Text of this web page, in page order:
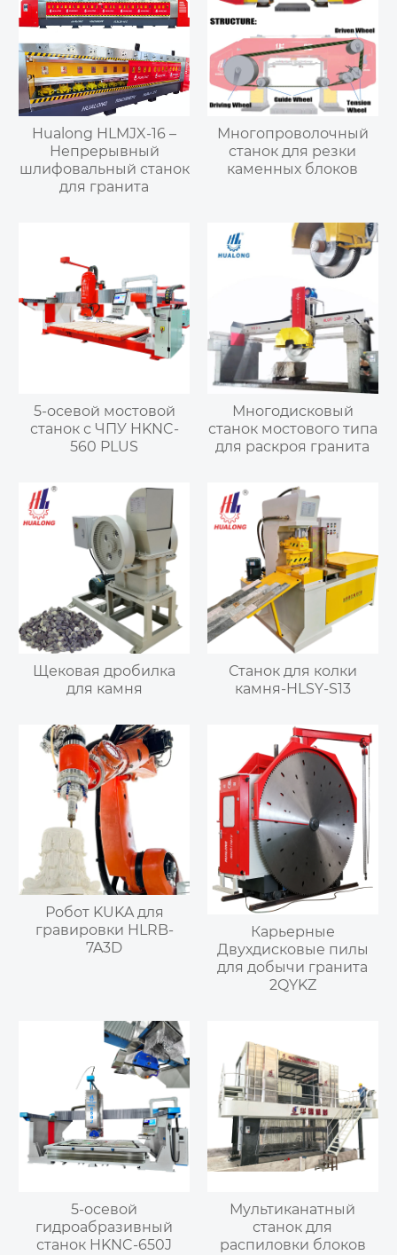
Hualong HLMJX-16 –
Непрерывный
шлифовальный станок
для гранита
Многопроволочный
станок для резки
каменных блоков
5-осевой мостовой
станок с ЧПУ HKNC-
560 PLUS
Многодисковый
станок мостового типа
для раскроя гранита
Щековая дробилка
для камня
Станок для колки
камня-HLSY-S13
Робот KUKA для
гравировки HLRB-
7A3D
Карьерные
Двухдисковые пилы
для добычи гранита
2QYKZ
5-осевой
гидроабразивный
станок HKNC-650J
Мультиканатный
станок для
распиловки блоков